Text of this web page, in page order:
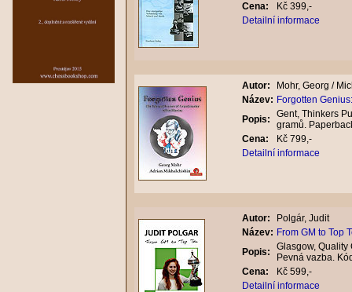
Cena:
Kč 399,-
Detailní informace
Autor:
Mohr, Georg /
Název: Forgotten
Popis:
Gent, Thinkers
gramů.
Cena:
Kč 799,-
Detailní informace
Autor:
Polgár, Judit
Název: From GM to Top
Popis:
Glasgow, Quality
Pevná vazba.
Cena:
Kč 599,-
Detailní informace